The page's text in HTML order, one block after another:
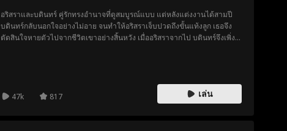
อริสราและบดินทร์ คู่รักทรงอำนาจที่ดูสมบูรณ์แบบ แต่หลังแต่งงานได้สามปี
บดินทร์กลับนอกใจอย่างไม่อาย จนทำให้อริสราเจ็บปวดถึงขั้นแท้งลูก เธอจึง
ตัดสินใจหายตัวไปจากชีวิตเขาอย่างสิ้นหวัง เมื่ออริสราจากไป บดินทร์จึงเพิ่ง
47k
817 เล่น